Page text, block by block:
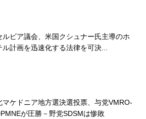
ルビア議会、米国クシュナー氏主導のホ
ル計画を迅速化する法律を可決...
マケドニア地方選決選投票、与党VMRO-
が圧勝－野党SDSMは惨敗